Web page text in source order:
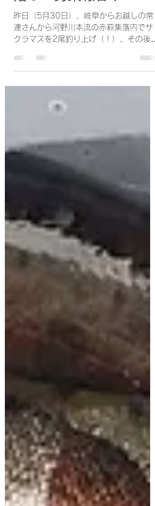
2024年5月31日
読了時間: 1分
嬉しい釣果報告！
昨日（5月30日）、岐阜からお越しの常
連さんから河野川本流の赤萩集落内でサ
クラマスを2尾釣り上げ（！）、その後、
ヤマメを20尾ほど釣り上げたという報告
を感じ取れる報告にスタッフ一同とても
喜んでお...